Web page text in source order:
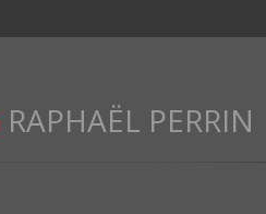
RAPHAËL PERRIN